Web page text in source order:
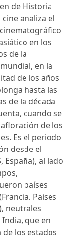
de Historia
analiza el
en los
de la
en la
de los años
hasta las
de la década
cuando se
de los
Es el periodo
desde el
España), al lado
países
Paises
neutrales
que en
los estados